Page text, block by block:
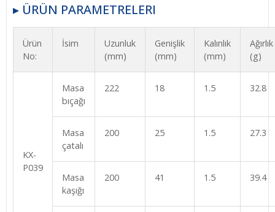
▸ ÜRÜN PARAMETRELERI
Ürün
No:
İsim
Uzunluk
(mm)
Genişlik
(mm)
Kalınlık
(mm)
Ağırlık
(g)
KX-
P039
Masa
bıçağı
222 18 1.5 32.8
Masa
çatalı
200 25 1.5 27.3
Masa
kaşığı
200 41 1.5 39.4